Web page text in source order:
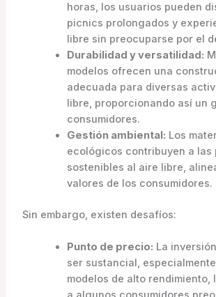
horas, los usuarios pueden
picnics prolongados y
libre sin preocuparse por el
Durabilidad y versatilidad:
modelos ofrecen una
adecuada para diversas
libre, proporcionando así un
consumidores.
Gestión ambiental: Los
ecológicos contribuyen a las
sostenibles al aire libre,
valores de los consumidores.
Sin embargo, existen desafíos:
Punto de precio: La
ser sustancial,
modelos de alto rendimiento,